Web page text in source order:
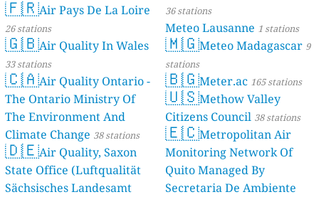
🇫🇷Air Pays De La Loire
26 stations
🇬🇧Air Quality In Wales
33 stations
🇨🇦Air Quality Ontario -
The Ontario Ministry Of
The Environment And
Climate Change 38 stations
🇩🇪Air Quality, Saxon
State Office (Luftqualität
Sächsisches Landesamt
36 stations
Meteo Lausanne 1 stations
🇲🇬Meteo Madagascar 9
stations
🇧🇬Meter.ac 165 stations
🇺🇸Methow Valley
Citizens Council 38 stations
🇪🇨Metropolitan Air
Monitoring Network Of
Quito Managed By
Secretaria De Ambiente